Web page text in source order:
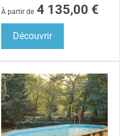
À partir de 4 135,00 €
Découvrir